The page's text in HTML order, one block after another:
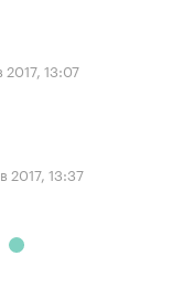
2017, 13:07
2017, 13:37